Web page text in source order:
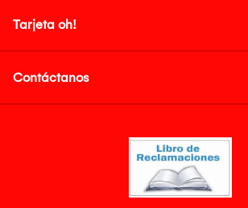
Tarjeta oh!
Contáctanos